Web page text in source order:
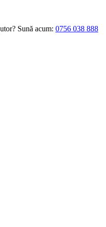
Sună acum: 0756 038 888